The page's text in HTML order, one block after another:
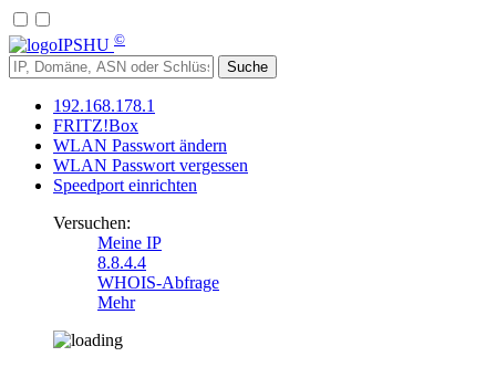
IPSHU ©
192.168.178.1
FRITZ!Box
WLAN Passwort ändern
WLAN Passwort vergessen
Speedport einrichten
Versuchen:
Meine IP
8.8.4.4
WHOIS-Abfrage
Mehr